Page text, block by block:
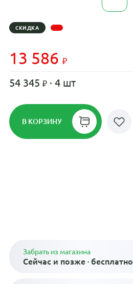
СКИДКА
13 586
54 345 · 4 шт
В КОРЗИНУ
Забрать из магазина
Сейчас и позже · бесплатно